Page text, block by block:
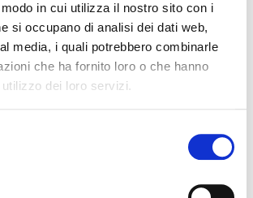
in cui utilizza il nostro sito con i
si occupano di analisi dei dati web,
media, i quali potrebbero combinarle
che ha fornito loro o che hanno
dei loro servizi.
al Mare (Ch)
d’Abruzzo Riserva Di
Guardiani Farchione, Tocco da
(Pe)
la degustazione il seguente menù: